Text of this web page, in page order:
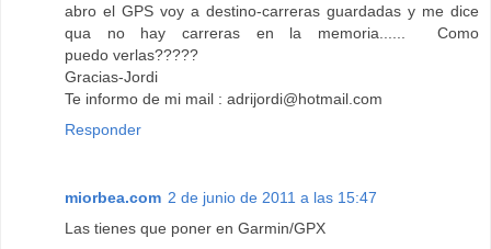
abro el GPS voy a destino-carreras guardadas y me dice
qua no hay carreras en la memoria...... Como
puedo verlas?????
Gracias-Jordi
Te informo de mi mail : adrijordi@hotmail.com
Responder
miorbea.com 2 de junio de 2011 a las 15:47
Las tienes que poner en Garmin/GPX